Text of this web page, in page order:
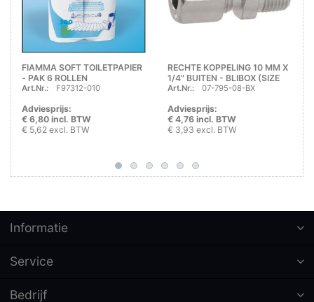
FIAMMA SOFT TOILETPAPIER
- PAK 6 ROLLEN
Art.Nr.: F97312-010
Adviesprijs:
€ 6,80 incl. BTW
€ 5,62 excl. BTW
RECHTE KOPPELING 10 MM X
1/4" BUITEN - BLIBOX (SIZE
04)
Art.Nr.: 07-795-08-BX
Adviesprijs:
€ 4,76 incl. BTW
€ 3,93 excl. BTW
Informatie
Service
Bedrijf